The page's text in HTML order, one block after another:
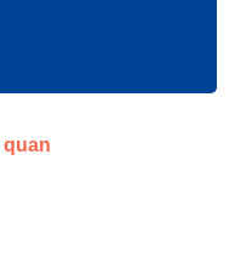
quan